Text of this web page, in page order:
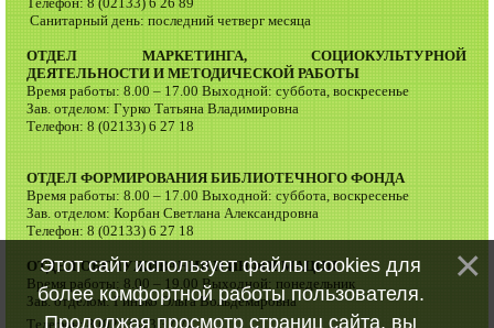
Санитарный день: последний четверг месяца
ОТДЕЛ МАРКЕТИНГА, СОЦИОКУЛЬТУРНОЙ
ДЕЯТЕЛЬНОСТИ И МЕТОДИЧЕСКОЙ РАБОТЫ
Время работы: 8.00 – 17.00 Выходной: суббота, воскресенье
Зав. отделом: Гурко Татьяна Владимировна
Телефон: 8 (02133) 6 27 18
ОТДЕЛ ФОРМИРОВАНИЯ БИБЛИОТЕЧНОГО ФОНДА
Время работы: 8.00 – 17.00 Выходной: суббота, воскресенье
Зав. отделом: Корбан Светлана Александровна
Телефон: 8 (02133) 6 27 18
ОТДЕЛ ОБСЛУЖИВАНИЯ И ИНФОРМАЦИИ
Время работы: 8.00 – 19.00 Выходной: понедельник
Зав. отделом: Гинько Ольга Вольдемаровна
Телефон: 8 (02133) 3 37 74
Этот сайт использует файлы cookies для
более комфортной работы пользователя.
Продолжая просмотр страниц сайта, вы